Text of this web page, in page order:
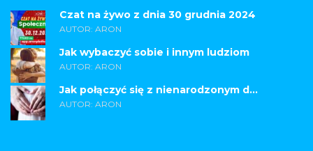
Czat na żywo z dnia 30 grudnia 2024
AUTOR: ARON
Jak wybaczyć sobie i innym ludziom
AUTOR: ARON
Jak połączyć się z nienarodzonym d...
AUTOR: ARON